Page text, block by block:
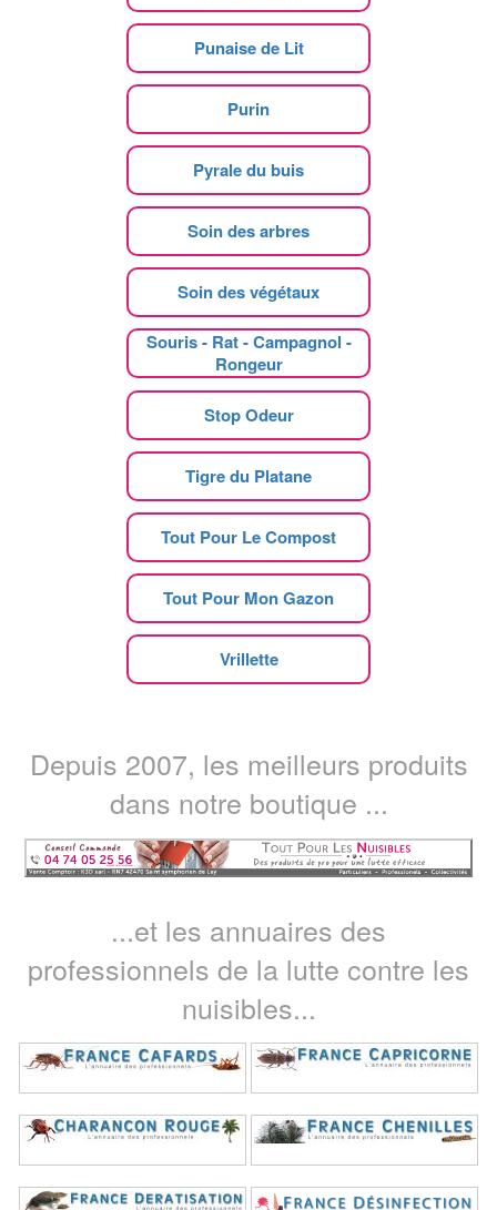
Punaise de Lit
Purin
Pyrale du buis
Soin des arbres
Soin des végétaux
Souris - Rat - Campagnol -
Rongeur
Stop Odeur
Tigre du Platane
Tout Pour Le Compost
Tout Pour Mon Gazon
Vrillette
Depuis 2007, les meilleurs produits
dans notre boutique ...
...et les annuaires des
professionnels de la lutte contre les
nuisibles...